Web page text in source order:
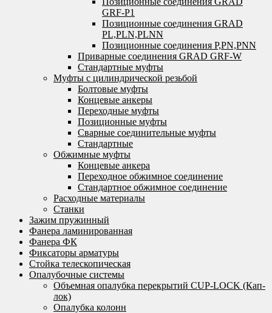
GRF-P1
Позиционные соединения GRAD
PL,PLN,PLNN
Позиционные соединения P,PN,PNN
Приварные соединения GRAD GRF-W
Стандартные муфты
Муфты с цилиндрической резьбой
Болтовые муфты
Концевые анкеры
Переходные муфты
Позиционные муфты
Сварные соединительные муфты
Стандартные
Обжимные муфты
Концевые анкера
Переходное обжимное соединение
Стандартное обжимное соединение
Расходные материалы
Станки
Зажим пружинный
Фанера ламинированная
Фанера ФК
Фиксаторы арматуры
Стойка телескопическая
Опалубочные системы
Объемная опалубка перекрытий CUP-LOCK (Кап-
лок)
Опалубка колонн